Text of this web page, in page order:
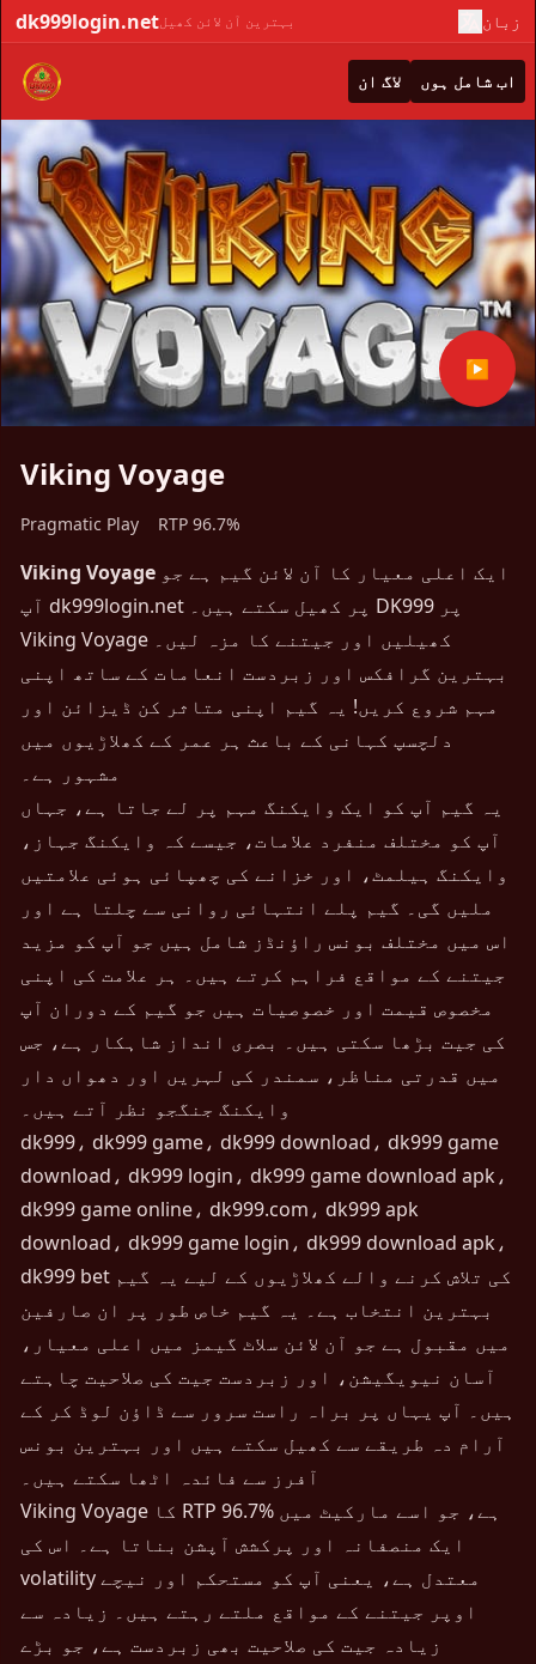
dk999login.netبہترین آن لائن کھیل زبان
لاگ ان اب شامل ہوں
▶
Viking Voyage
Pragmatic Play RTP 96.7%
Viking Voyage
آپ dk999login.net پر کھیل سکتے ہیں۔ DK999 پر
Viking Voyage کھیلیں اور جیتنے کا مزہ لیں۔
بہترین گرافکس اور زبردست انعامات کے ساتھ اپنی
مہم شروع کریں! یہ گیم اپنی متاثر کن ڈیزائن اور
دلچسپ کہانی کے باعث ہر عمر کے کھلاڑیوں میں
مشہور ہے۔
یہ گیم آپ کو ایک وایکنگ مہم پر لے جاتا ہے، جہاں
آپ کو مختلف منفرد علامات، جیسے کہ وایکنگ جہاز،
وایکنگ ہیلمٹ، اور خزانے کی چھپائی ہوئی علامتیں
ملیں گی۔ گیم پلے انتہائی روانی سے چلتا ہے اور
اس میں مختلف بونس راؤنڈز شامل ہیں جو آپ کو مزید
جیتنے کے مواقع فراہم کرتے ہیں۔ ہر علامت کی اپنی
مخصوص قیمت اور خصوصیات ہیں جو گیم کے دوران آپ
کی جیت بڑھا سکتی ہیں۔ بصری انداز شاہکار ہے، جس
میں قدرتی مناظر، سمندر کی لہریں اور دھواں دار
وایکنگ جنگجو نظر آتے ہیں۔
dk999، dk999 game، dk999 download، dk999 game
download، dk999 login، dk999 game download apk،
dk999 game online، dk999.com، dk999 apk
download، dk999 game login، dk999 download apk،
dk999 bet کی تلاش کرنے والے کھلاڑیوں کے لیے یہ گیم
بہترین انتخاب ہے۔ یہ گیم خاص طور پر ان صارفین
میں مقبول ہے جو آن لائن سلاٹ گیمز میں اعلی معیار،
آسان نیویگیشن، اور زبردست جیت کی صلاحیت چاہتے
ہیں۔ آپ یہاں پر براہ راست سرور سے ڈاؤن لوڈ کر کے
آرام دہ طریقے سے کھیل سکتے ہیں اور بہترین بونس
آفرز سے فائدہ اٹھا سکتے ہیں۔
Viking Voyage کا RTP 96.7% ہے، جو اسے مارکیٹ میں
ایک منصفانہ اور پرکشش آپشن بناتا ہے۔ اس کی
volatility معتدل ہے، یعنی آپ کو مستحکم اور نیچے
اوپر جیتنے کے مواقع ملتے رہتے ہیں۔ زیادہ سے
زیادہ جیت کی صلاحیت بھی زبردست ہے، جو بڑے